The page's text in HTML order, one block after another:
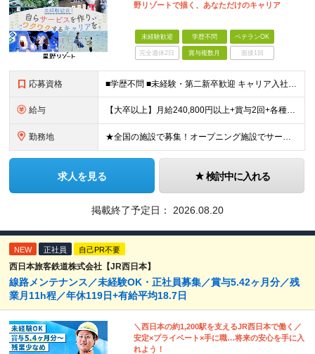
野リゾートで描く、あなただけのキャリア
未経験歓迎 学歴不問 ベテランOK
完全週休2日 賞与複数月 面接1回
応募資格 ■学歴不問 ■未経験・第二新卒歓迎 キャリア入社のメンバーは元美容師、営業、教員などさまざま！ これまでの経験やあなたらしい視点を活かして よりよいサービスを生み出していきましょう！
給与 【大卒以上】月給240,800円以上+賞与2回+各種手当 【短大・専門学校卒】月給204,400円以上+賞与2回+各種手当 【上記以外】月給187,000円以上+賞与2回+各種手当 ※経験、資格、能
勤務地 ★全国の施設で募集！オープニング施設でサービスを作っていきたい方は大歓迎！ ★希望しない転勤は原則なし 【積極採用エリア】 ■界 蔵王（26年10月開業予定） ※開業前に入社された場合、全国の星野リ
求人を見る 検討中に入れる
掲載終了予定日： 2026.08.20
NEW 正社員 自己PR不要
西日本旅客鉄道株式会社【JR西日本】
線路メンテナンス／未経験OK・正社員募集／賞与5.42ヶ月分／残
業月11h程／年休119日+有給平均18.7日
＼西日本の約1,200駅を支えるJR西日本で働く／
安定×プライベート×手に職…将来の安心を手に入
れよう！